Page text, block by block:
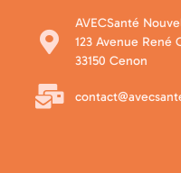
AVECSanté
123 Avenue René
33150 Cenon